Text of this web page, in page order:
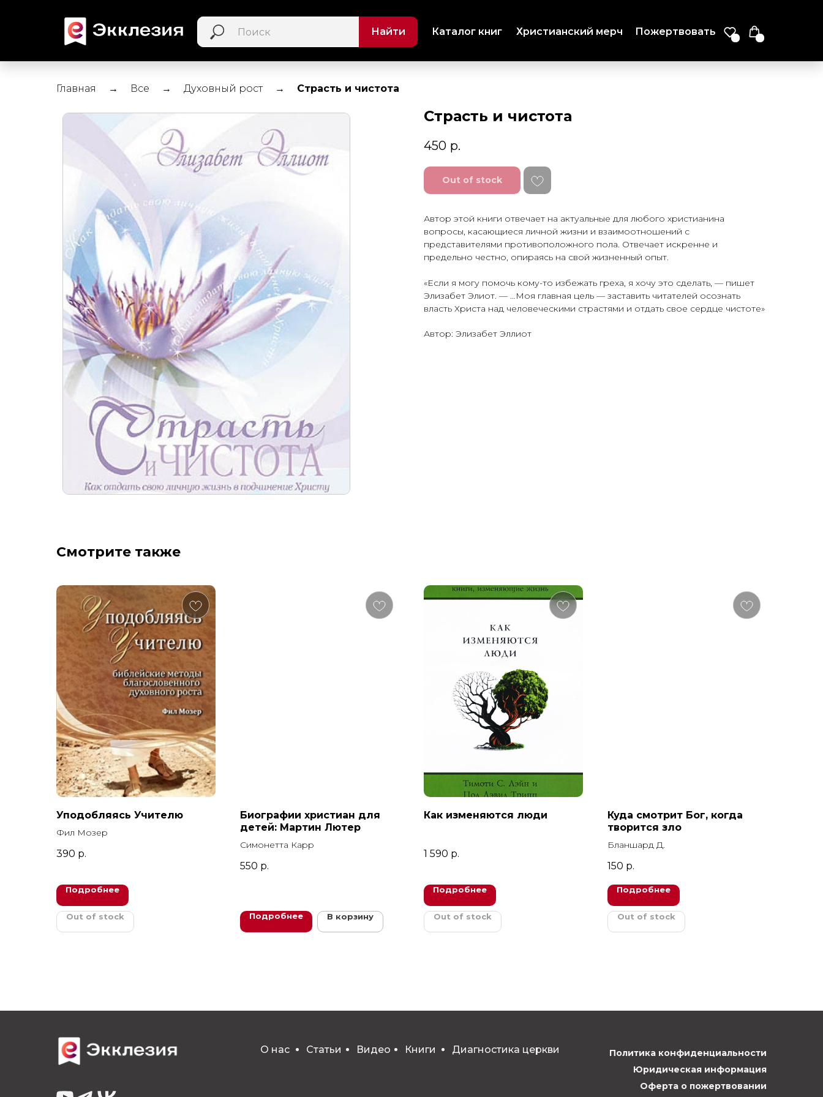
Христианский мерч
Каталог книг Пожертвовать
Найти
Главная Все Духовный рост Страсть и чистота
Страсть и чистота
450 р.
Out of stock
Автор этой книги отвечает на актуальные для любого христианина
вопросы, касающиеся личной жизни и взаимоотношений с
представителями противоположного пола. Отвечает искренне и
предельно честно, опираясь на свой жизненный опыт.
«Если я могу помочь кому-то избежать греха, я хочу это сделать, — пишет
Элизабет Элиот. — …Моя главная цель — заставить читателей осознать
власть Христа над человеческими страстями и отдать свое сердце чистоте»
Автор: Элизабет Эллиот
Смотрите также
Уподобляясь Учителю
Фил Мозер
390 р.
Подробнее
Out of stock
Биографии христиан для
детей: Мартин Лютер
Симонетта Карр
550 р.
Подробнее В корзину
Как изменяются люди
1 590 р.
Подробнее
Out of stock
Куда смотрит Бог, когда
творится зло
Бланшард Д.
150 р.
Подробнее
Out of stock
О нас Статьи Видео Книги Диагностика церкви
Политика конфиденциальности
Юридическая информация
Оферта о пожертвовании